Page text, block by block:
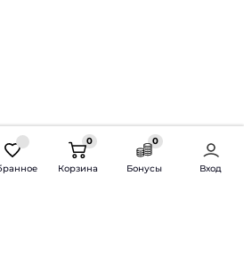
0
Корзина
0
Бонусы Вход
и установка автозвука.
по всей России и СНГ